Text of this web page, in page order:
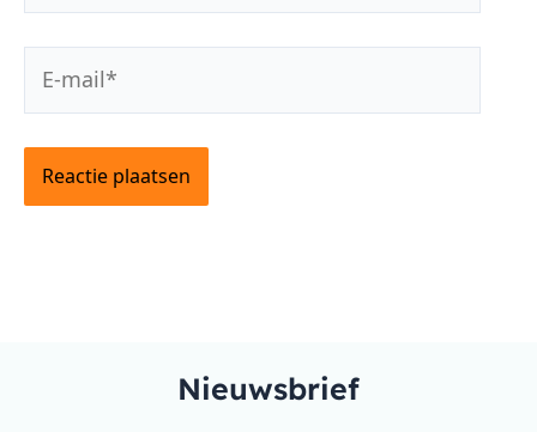
mail*
Nieuwsbrief